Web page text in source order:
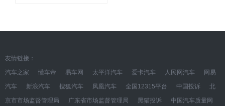
友情链接：
汽车之家
懂车帝 易车网 太平洋汽车 爱卡汽车 人民网汽车
网易
汽车
新浪汽车 搜狐汽车 凤凰汽车 全国12315平台 中国投诉
北
京市市场监督管理局
广东省市场监督管理局 黑猫投诉 中国汽车质量网